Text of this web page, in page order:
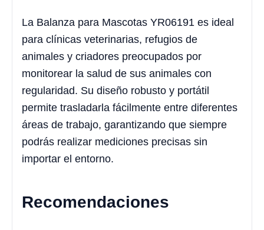
La Balanza para Mascotas YR06191 es ideal
para clínicas veterinarias, refugios de
animales y criadores preocupados por
monitorear la salud de sus animales con
regularidad. Su diseño robusto y portátil
permite trasladarla fácilmente entre diferentes
áreas de trabajo, garantizando que siempre
podrás realizar mediciones precisas sin
importar el entorno.
Recomendaciones